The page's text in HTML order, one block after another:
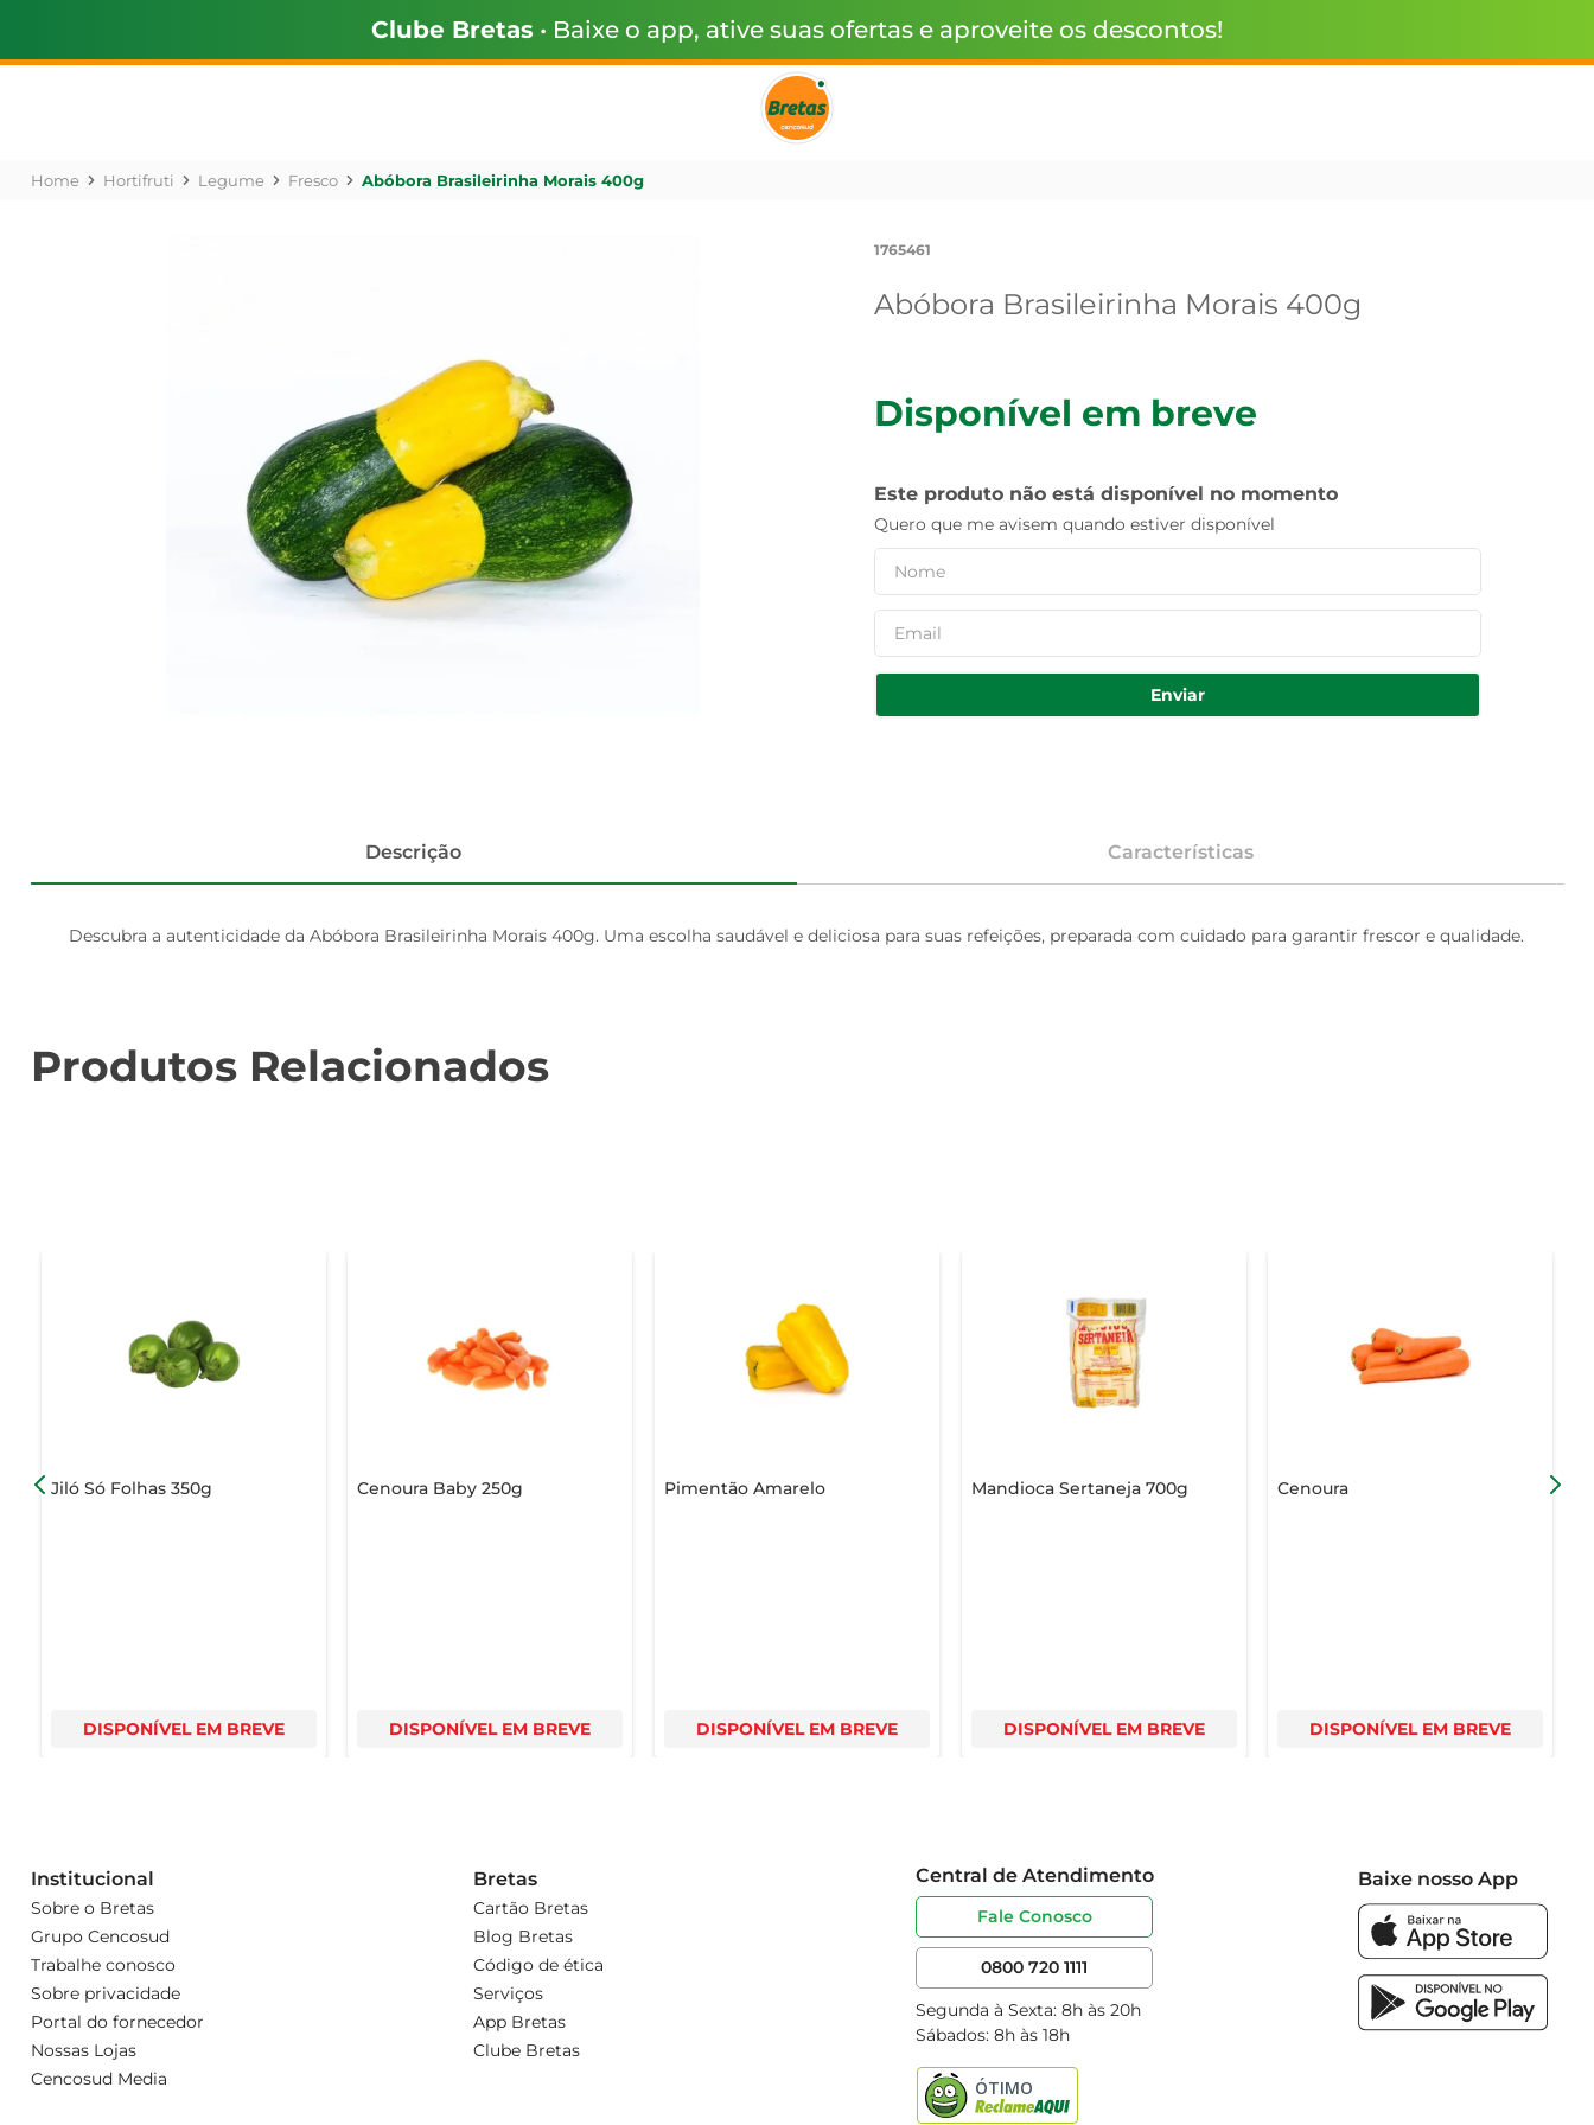
Clube Bretas • Baixe o app, ative suas ofertas e aproveite os descontos!
Hortifruti Legume Fresco Abóbora Brasileirinha Morais 400g
1765461
Abóbora Brasileirinha Morais 400g
Disponível em breve
Este produto não está disponível no momento
Quero que me avisem quando estiver disponível
Enviar
Descrição Características
Descubra a autenticidade da Abóbora Brasileirinha Morais 400g. Uma escolha saudável e deliciosa para suas refeições, preparada com cuidado para garantir frescor e qualidade.
Produtos Relacionados
Jiló Só Folhas 350g
DISPONÍVEL EM BREVE
Cenoura Baby 250g
DISPONÍVEL EM BREVE
Pimentão Amarelo
DISPONÍVEL EM BREVE
Mandioca Sertaneja 700g
DISPONÍVEL EM BREVE
Cenoura
DISPONÍVEL EM BREVE
Institucional
Sobre o Bretas
Grupo Cencosud
Trabalhe conosco
Sobre privacidade
Portal do fornecedor
Nossas Lojas
Cencosud Media
Bretas
Cartão Bretas
Blog Bretas
Código de ética
Serviços
App Bretas
Clube Bretas
Central de Atendimento
Fale Conosco
0800 720 1111
Segunda à Sexta: 8h às 20h
Sábados: 8h às 18h
Baixe nosso App